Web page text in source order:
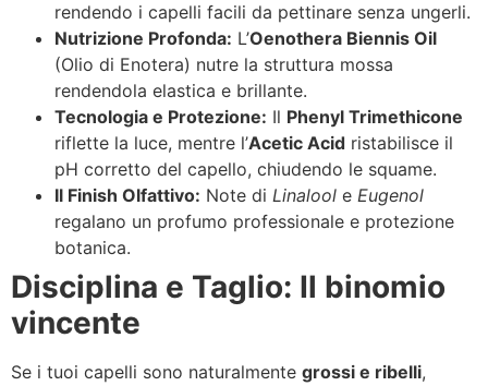
rendendo i capelli facili da pettinare senza ungerli.
Nutrizione Profonda: L’Oenothera Biennis Oil
(Olio di Enotera) nutre la struttura mossa
rendendola elastica e brillante.
Tecnologia e Protezione: Il Phenyl Trimethicone
riflette la luce, mentre l’Acetic Acid ristabilisce il
pH corretto del capello, chiudendo le squame.
Il Finish Olfattivo: Note di Linalool e Eugenol
regalano un profumo professionale e protezione
botanica.
Disciplina e Taglio: Il binomio
vincente
Se i tuoi capelli sono naturalmente grossi e ribelli,